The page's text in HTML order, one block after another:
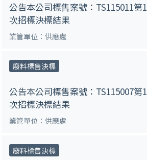
公告本公司標售案號：TS115011第1
次招標決標結果
業管單位：供應處
廢料標售決標
公告本公司標售案號：TS115007第1
次招標決標結果
業管單位：供應處
廢料標售決標